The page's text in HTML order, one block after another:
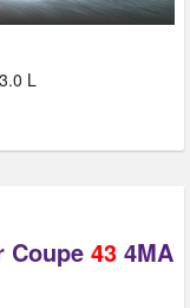
L
Coupe 43 4MA